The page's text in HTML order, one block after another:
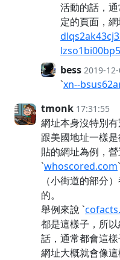
活動的話，
定的頁面，
bess 2019-
`xn--
tmonk 17:31:55
網址本身沒特別
跟美國地址一樣
貼的網址為例，
`whoscored.com
（小街道的部分
的。
舉例來說 `
都是這樣子，所
話，通常都會這
網址大概就會像